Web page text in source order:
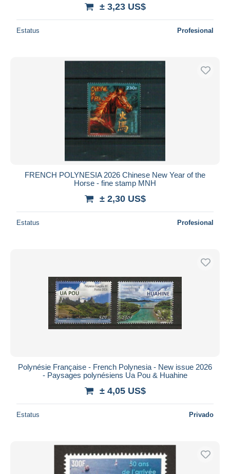
± 3,23 US$
Estatus Profesional
FRENCH POLYNESIA 2026 Chinese New Year of the
Horse - fine stamp MNH
± 2,30 US$
Estatus Profesional
Polynésie Française - French Polynesia - New issue 2026
- Paysages polynésiens Ua Pou & Huahine
± 4,05 US$
Estatus Privado